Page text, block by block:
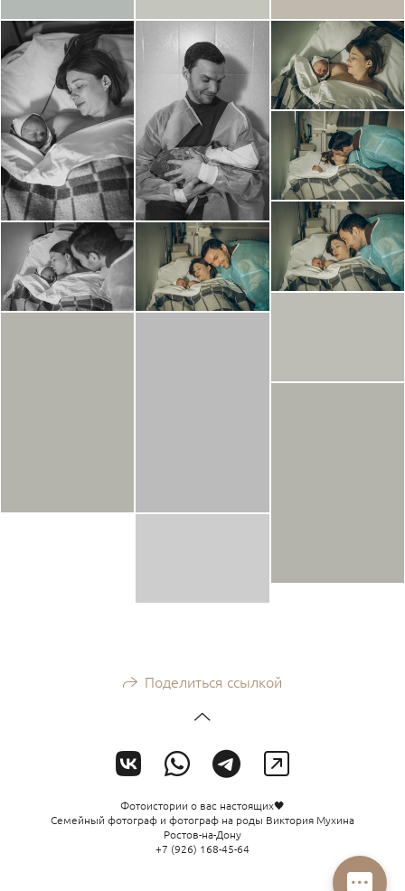
Поделиться ссылкой
Фотоистории о вас настоящих🖤
Семейный фотограф и фотограф на роды Виктория Мухина
Ростов-на-Дону
+7 (926) 168-45-64